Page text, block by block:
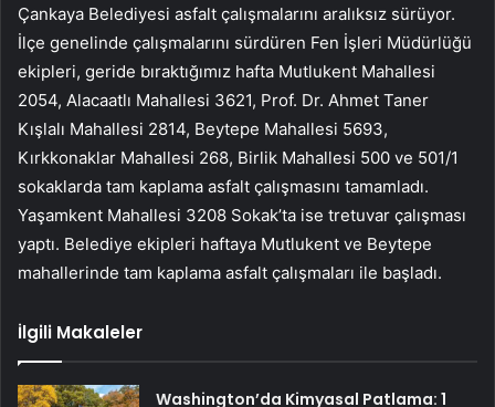
Çankaya Belediyesi asfalt çalışmalarını aralıksız sürüyor.
İlçe genelinde çalışmalarını sürdüren Fen İşleri Müdürlüğü
ekipleri, geride bıraktığımız hafta Mutlukent Mahallesi
2054, Alacaatlı Mahallesi 3621, Prof. Dr. Ahmet Taner
Kışlalı Mahallesi 2814, Beytepe Mahallesi 5693,
Kırkkonaklar Mahallesi 268, Birlik Mahallesi 500 ve 501/1
sokaklarda tam kaplama asfalt çalışmasını tamamladı.
Yaşamkent Mahallesi 3208 Sokak’ta ise tretuvar çalışması
yaptı. Belediye ekipleri haftaya Mutlukent ve Beytepe
mahallerinde tam kaplama asfalt çalışmaları ile başladı.
İlgili Makaleler
Washington’da Kimyasal Patlama: 1